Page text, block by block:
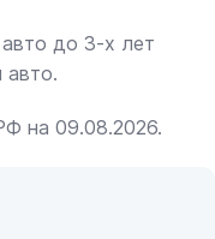
до 3-х лет
авто.
на 09.08.2026.